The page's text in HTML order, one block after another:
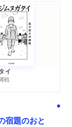
イ
戦
宿題のおと